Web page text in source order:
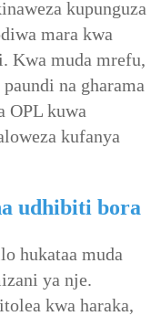
kupunguza
mara kwa
Kwa muda mrefu,
na gharama
OPL kuwa
kufanya
udhibiti bora
hukataa muda
ya nje.
kwa haraka,